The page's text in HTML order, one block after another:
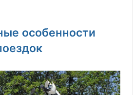
особенности